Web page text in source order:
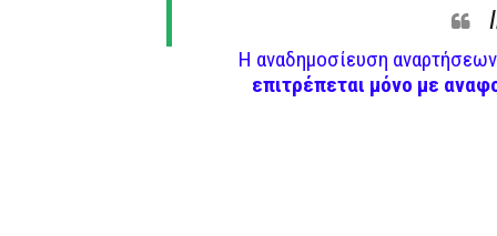
Η αναδημοσίευση
επιτρέπεται μόνο με